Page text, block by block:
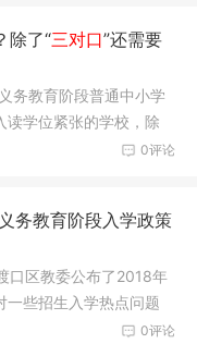
除了“三对口”还需要
务教育阶段普通中小学
读学位紧张的学校，除
0评论
务教育阶段入学政策
口区教委公布了2018年
一些招生入学热点问题
0评论